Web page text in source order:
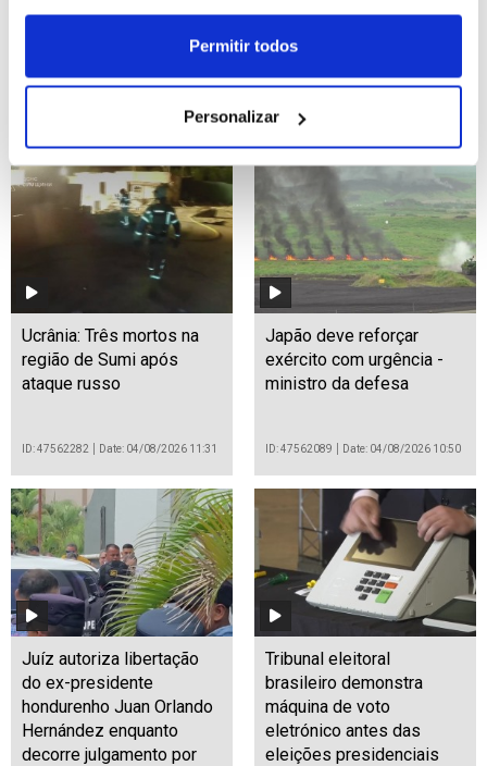
Permitir todos
Personalizar
Primeiro-ministro diz-se
contra “falta de regulação
(editado)
Date: 04/08/2026 16:06
Dinamarca inicia serviço
militar obrigatório de 11
sexos
ID: 47562879
Ucrânia: Três mortos na
região de Sumi após
ataque russo
ID: 47562282 Date: 04/08/2026 11:31
Japão deve reforçar
exército com urgência -
ministro da defesa
ID: 47562089 Date: 04/08/2026 10:50
Juíz autoriza libertação
do ex-presidente
hondurenho Juan Orlando
Hernández enquanto
decorre julgamento por
Tribunal eleitoral
brasileiro demonstra
máquina de voto
eletrónico antes das
eleições presidenciais